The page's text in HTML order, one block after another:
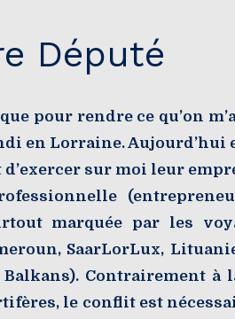
Député
pour rendre ce qu’on
en Lorraine. Aujourd’hui
sur moi leur
marquée par les
SaarLorLux,
Contrairement à
le conflit est